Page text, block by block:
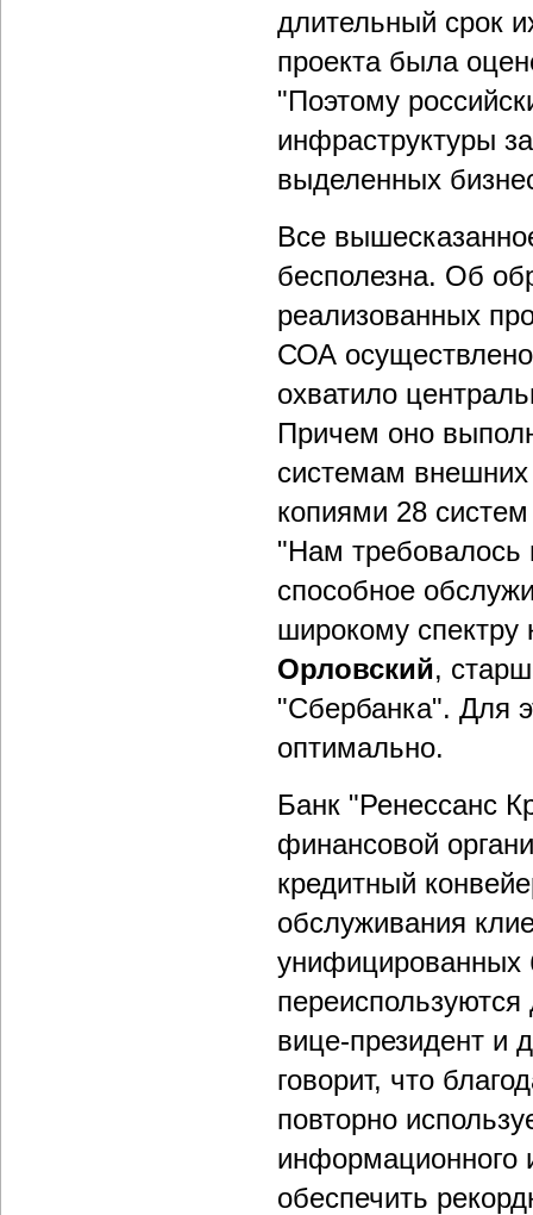
длительный срок
проекта была
"Поэтому
инфраструктуры
выделенных
Все
бесполезна. Об
реализованных
СОА
охватило
Причем оно
системам внешних
копиями 28
"Нам требовалось
способное
широкому спектру
Орловский,
"Сбербанка". Для
оптимально.
Банк "Ренессанс
финансовой
кредитный
обслуживания
унифицированных
вице-президент и
говорит, что
повторно
информационного
обеспечить